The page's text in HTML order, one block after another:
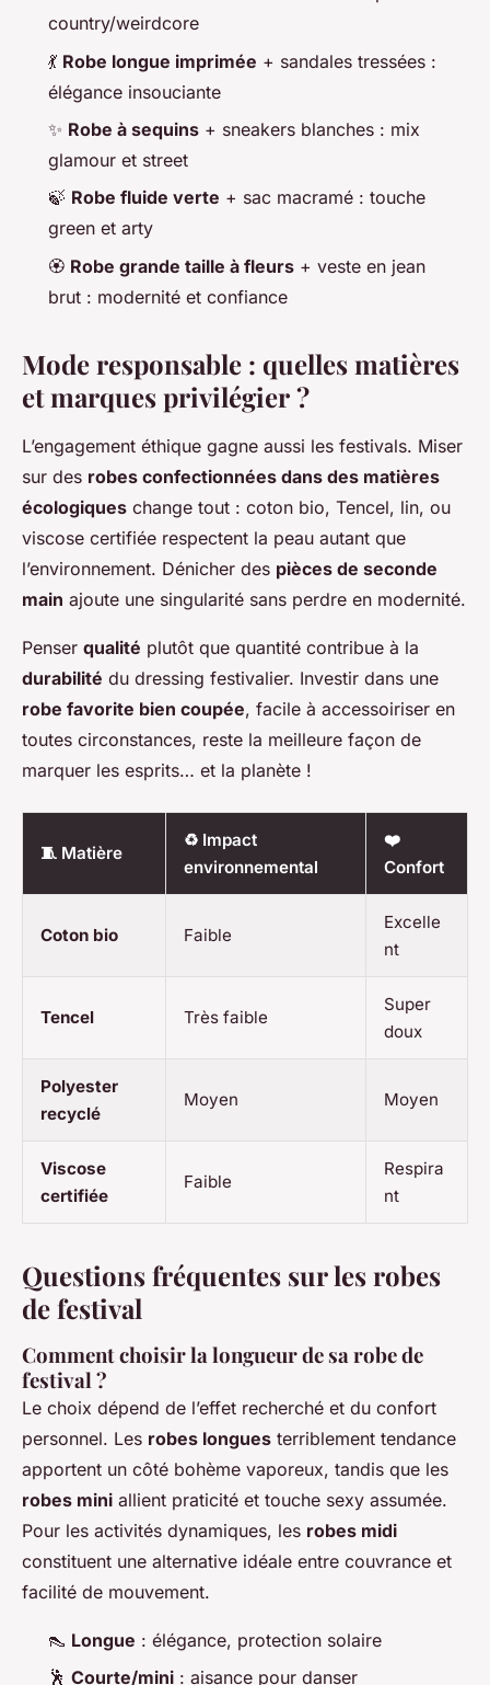
country/weirdcore
💃 Robe longue imprimée + sandales tressées :
élégance insouciante
✨ Robe à sequins + sneakers blanches : mix
glamour et street
🍃 Robe fluide verte + sac macramé : touche
green et arty
🏵️ Robe grande taille à fleurs + veste en jean
brut : modernité et confiance
Mode responsable : quelles matières
et marques privilégier ?
L’engagement éthique gagne aussi les festivals. Miser
sur des robes confectionnées dans des matières
écologiques change tout : coton bio, Tencel, lin, ou
viscose certifiée respectent la peau autant que
l’environnement. Dénicher des pièces de seconde
main ajoute une singularité sans perdre en modernité.
Penser qualité plutôt que quantité contribue à la
durabilité du dressing festivalier. Investir dans une
robe favorite bien coupée, facile à accessoiriser en
toutes circonstances, reste la meilleure façon de
marquer les esprits… et la planète !
🧵 Matière
♻️ Impact
environnemental
❤️
Confort
Coton bio Faible
Excelle
nt
Tencel Très faible
Super
doux
Polyester
recyclé
Moyen Moyen
Viscose
certifiée
Faible
Respira
nt
Questions fréquentes sur les robes
de festival
Comment choisir la longueur de sa robe de
festival ?
Le choix dépend de l’effet recherché et du confort
personnel. Les robes longues terriblement tendance
apportent un côté bohème vaporeux, tandis que les
robes mini allient praticité et touche sexy assumée.
Pour les activités dynamiques, les robes midi
constituent une alternative idéale entre couvrance et
facilité de mouvement.
👠 Longue : élégance, protection solaire
🕺 Courte/mini : aisance pour danser